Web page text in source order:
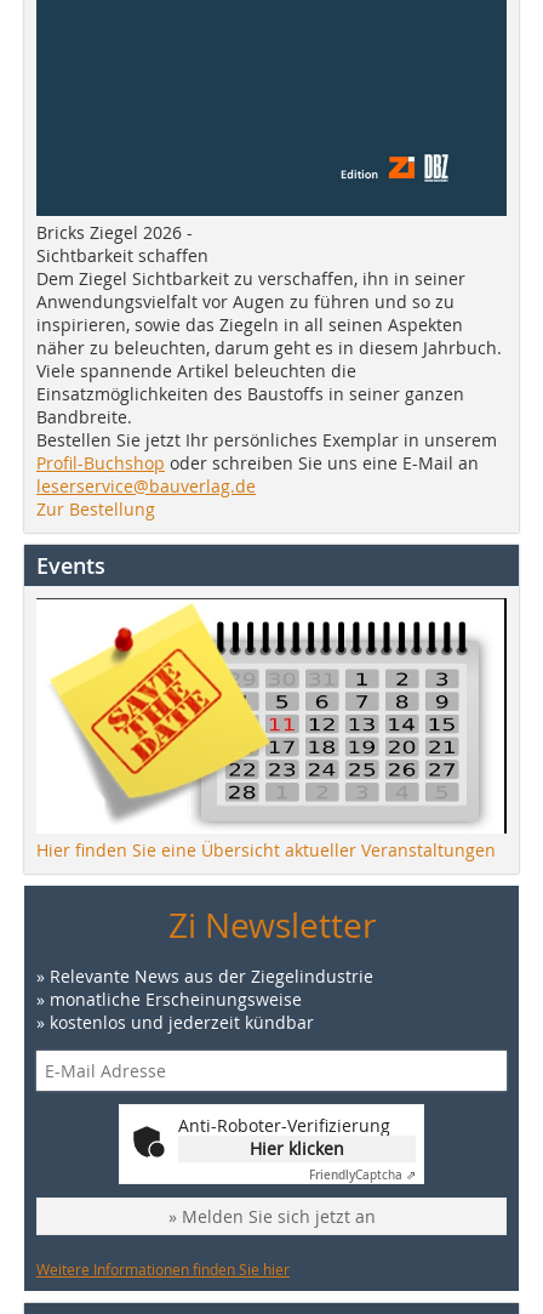
Bricks Ziegel 2026 -
Sichtbarkeit schaffen
Dem Ziegel Sichtbarkeit zu verschaffen, ihn in seiner
Anwendungsvielfalt vor Augen zu führen und so zu
inspirieren, sowie das Ziegeln in all seinen Aspekten
näher zu beleuchten, darum geht es in diesem Jahrbuch.
Viele spannende Artikel beleuchten die
Einsatzmöglichkeiten des Baustoffs in seiner ganzen
Bandbreite.
Bestellen Sie jetzt Ihr persönliches Exemplar in unserem
Profil-Buchshop oder schreiben Sie uns eine E-Mail an
leserservice@bauverlag.de
Zur Bestellung
Events
Hier finden Sie eine Übersicht aktueller Veranstaltungen
Zi Newsletter
» Relevante News aus der Ziegelindustrie
» monatliche Erscheinungsweise
» kostenlos und jederzeit kündbar
Anti-Roboter-Verifizierung
Hier klicken
FriendlyCaptcha ⇗
» Melden Sie sich jetzt an
Weitere Informationen finden Sie hier